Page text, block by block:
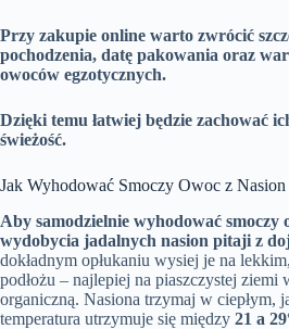
Przy zakupie online warto zwrócić
pochodzenia, datę pakowania oraz
owoców egzotycznych.
Dzięki temu łatwiej będzie zachować
świeżość.
Jak Wyhodować Smoczy Owoc z
Aby samodzielnie wyhodować smoczy
wydobycia jadalnych nasion pitaji z
dokładnym opłukaniu wysiej je na
podłożu – najlepiej na piaszczystej ziemi
organiczną. Nasiona trzymaj w ciepłym,
temperatura utrzymuje się między 21 a